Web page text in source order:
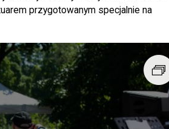
przygotowanym specjalnie na